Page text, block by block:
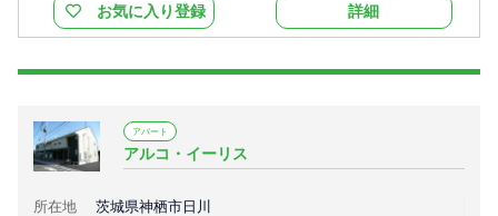
お気に入り登録 詳細
アパート
アルコ・イーリス
所在地
茨城県神栖市日川